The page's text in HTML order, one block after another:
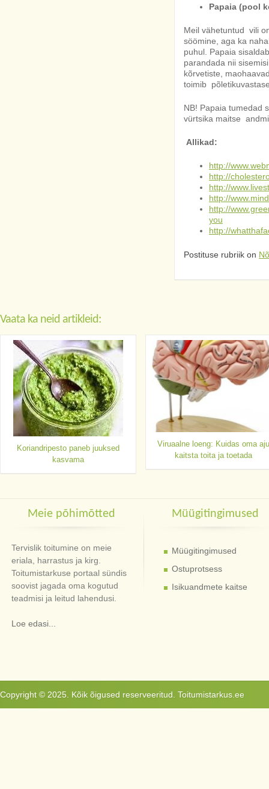
Papaia (pool
Meil vähetuntud vili
söömine, aga ka
puhul. Papaia
parandada nii
kõrvetiste,
toimib
NB! Papaia tumedad
vürtsika maitse
Allikad:
http://
http://
http://
http://
http://
you
http://
Postituse rubriik on
Vaata ka neid artikleid:
Koriandripesto paneb juuksed
kasvama
Viruaalne loeng: Kuidas oma aju
kaitsta toita ja toetada
Meie põhimõtted
Tervislik toitumine on meie
eriala, harrastus ja kirg.
Toitumistarkuse portaal sündis
soovist jagada oma kogutud
teadmisi ja leitud lahendusi.
Loe edasi...
Müügitingimused
Müügitingimused
Ostuprotsess
Isikuandmete kaitse
Copyright © 2025. Kõik õigused reserveeritud. Toitumistarkus.ee